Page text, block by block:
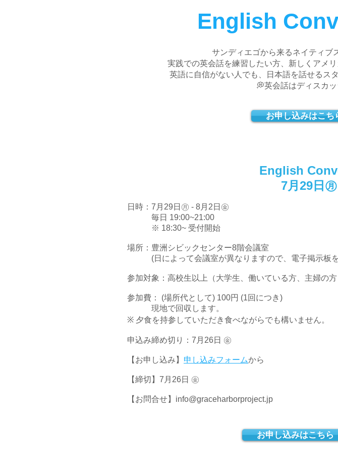
English
サンディエゴから来るネイティブ
実践での英会話を練習したい方、新しくアメ
英語に自信がない人でも、日本語を話せるス
💭英会話はディスカ
お申し込みはこ
English
7月29日
日時： 7月29日㊊ - 8月2日㊎
毎日 19:00~21:00
※ 18:30~ 受付開始
場所：豊洲シビックセンター8階会議室
(日によって会議室が異なりますので、電子掲示板を
参加対象：高校生以上（大学生、働いている方、主婦の方
参加費： (場所代として) 100円 (1回につき)
現地で回収します。
※ 夕食を持参していただき食べながらでも構いません。
申込み締め切り：7月26日 ㊎
【お申し込み】 申し込みフォームから
【締切】7月26日 ㊎
【お問合せ】info@graceharborproject.jp
お申し込みはこち